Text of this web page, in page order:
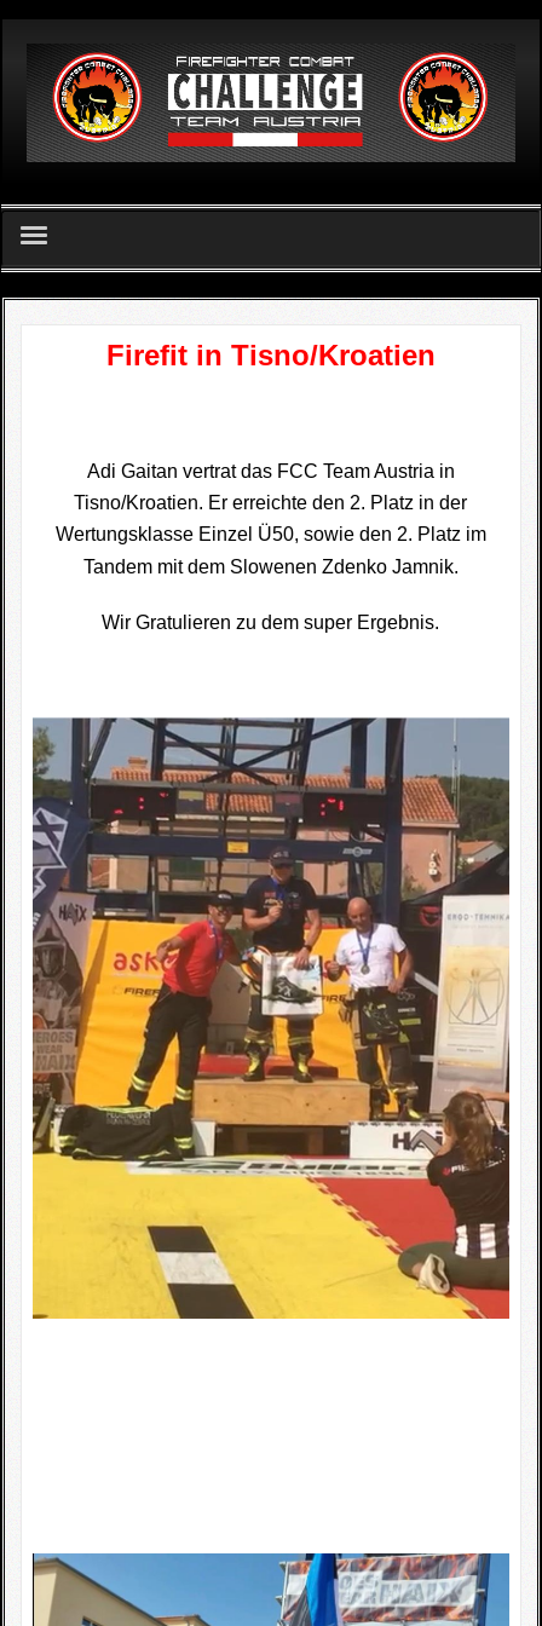
Home
FCC Team Austria - Verein
FCC Apetlon 2026
Fotogallerie
Wettkampfkalender
Sponsoren
Firefit in Tisno/Kroatien
Adi Gaitan vertrat das FCC Team Austria in
Tisno/Kroatien. Er erreichte den 2. Platz in der
Wertungsklasse Einzel Ü50, sowie den 2. Platz im
Tandem mit dem Slowenen Zdenko Jamnik.
Wir Gratulieren zu dem super Ergebnis.